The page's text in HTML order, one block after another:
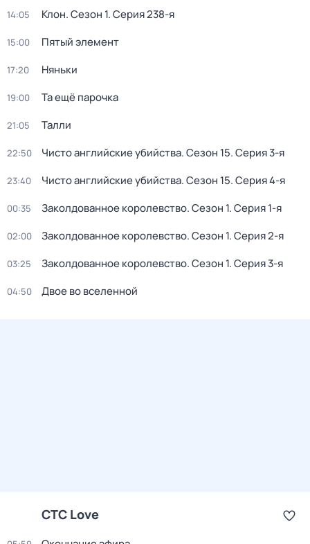
14:05 Клон. Сезон 1. Серия 238-я
15:00 Пятый элемент
17:20 Няньки
19:00 Та ещё парочка
21:05 Талли
22:50 Чисто английские убийства. Сезон 15. Серия 3-я
23:40 Чисто английские убийства. Сезон 15. Серия 4-я
00:35 Заколдованное королевство. Сезон 1. Серия 1-я
02:00 Заколдованное королевство. Сезон 1. Серия 2-я
03:25 Заколдованное королевство. Сезон 1. Серия 3-я
04:50 Двое во вселенной
СТС Love